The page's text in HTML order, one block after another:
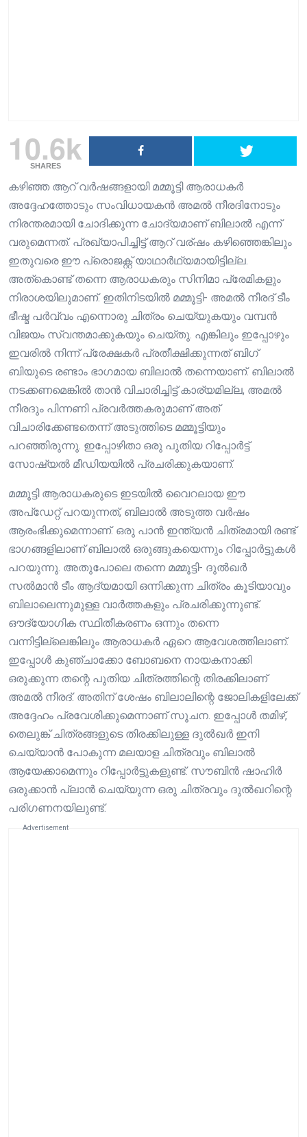
10.6k
SHARES
കഴിഞ്ഞ ആറ് വർഷങ്ങളായി മമ്മൂട്ടി ആരാധകർ
അദ്ദേഹത്തോടും സംവിധായകൻ അമൽ നീരദിനോടും
നിരന്തരമായി ചോദിക്കുന്ന ചോദ്യമാണ് ബിലാൽ എന്ന്
വരുമെന്നത്. പ്രഖ്യാപിച്ചിട്ട് ആറ് വര്ഷം കഴിഞ്ഞെങ്കിലും
ഇതുവരെ ഈ പ്രൊജക്റ്റ് യാഥാർഥ്യമായിട്ടില്ല.
അത്കൊണ്ട് തന്നെ ആരാധകരും സിനിമാ പ്രേമികളും
നിരാശയിലുമാണ്. ഇതിനിടയിൽ മമ്മൂട്ടി- അമൽ നീരദ് ടീം
ഭീഷ്മ പർവ്വം എന്നൊരു ചിത്രം ചെയ്യുകയും വമ്പൻ
വിജയം സ്വന്തമാക്കുകയും ചെയ്തു. എങ്കിലും ഇപ്പോഴും
ഇവരിൽ നിന്ന് പ്രേക്ഷകർ പ്രതീക്ഷിക്കുന്നത് ബിഗ്
ബിയുടെ രണ്ടാം ഭാഗമായ ബിലാൽ തന്നെയാണ്. ബിലാൽ
നടക്കണമെങ്കിൽ താൻ വിചാരിച്ചിട്ട് കാര്യമില്ല, അമൽ
നീരദും പിന്നണി പ്രവർത്തകരുമാണ് അത്
വിചാരിക്കേണ്ടതെന്ന് അടുത്തിടെ മമ്മൂട്ടിയും
പറഞ്ഞിരുന്നു. ഇപ്പോഴിതാ ഒരു പുതിയ റിപ്പോർട്ട്
സോഷ്യൽ മീഡിയയിൽ പ്രചരിക്കുകയാണ്‌.
മമ്മൂട്ടി ആരാധകരുടെ ഇടയിൽ വൈറലായ ഈ
അപ്‌ഡേറ്റ് പറയുന്നത്, ബിലാൽ അടുത്ത വർഷം
ആരംഭിക്കുമെന്നാണ്. ഒരു പാൻ ഇന്ത്യൻ ചിത്രമായി രണ്ട്
ഭാഗങ്ങളിലാണ് ബിലാൽ ഒരുങ്ങുകയെന്നും റിപ്പോർട്ടുകൾ
പറയുന്നു. അതുപോലെ തന്നെ മമ്മൂട്ടി- ദുൽഖർ
സൽമാൻ ടീം ആദ്യമായി ഒന്നിക്കുന്ന ചിത്രം കൂടിയാവും
ബിലാലെന്നുമുള്ള വാർത്തകളും പ്രചരിക്കുന്നുണ്ട്.
ഔദ്യോഗിക സ്ഥിതീകരണം ഒന്നും തന്നെ
വന്നിട്ടില്ലെങ്കിലും ആരാധകർ ഏറെ ആവേശത്തിലാണ്.
ഇപ്പോൾ കുഞ്ചാക്കോ ബോബനെ നായകനാക്കി
ഒരുക്കുന്ന തന്റെ പുതിയ ചിത്രത്തിന്റെ തിരക്കിലാണ്
അമൽ നീരദ്. അതിന് ശേഷം ബിലാലിന്റെ ജോലികളിലേക്ക്
അദ്ദേഹം പ്രവേശിക്കുമെന്നാണ് സൂചന. ഇപ്പോൾ തമിഴ്,
തെലുങ്ക് ചിത്രങ്ങളുടെ തിരക്കിലുള്ള ദുൽഖർ ഇനി
ചെയ്യാൻ പോകുന്ന മലയാള ചിത്രവും ബിലാൽ
ആയേക്കാമെന്നും റിപ്പോർട്ടുകളുണ്ട്. സൗബിൻ ഷാഹിർ
ഒരുക്കാൻ പ്ലാൻ ചെയ്യുന്ന ഒരു ചിത്രവും ദുൽഖറിന്റെ
പരിഗണനയിലുണ്ട്.
Advertisement